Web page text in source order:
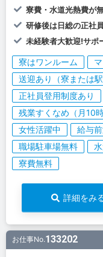
寮費・水道光熱費が
研修後は日総の正社
未経験者大歓迎!サポ
寮はワンルーム
送迎あり（寮または駅
正社員登用制度あり
残業すくなめ（月10時
女性活躍中
給与
職場駐車場無料
寮費無料
詳細をみ
お仕事No.133202